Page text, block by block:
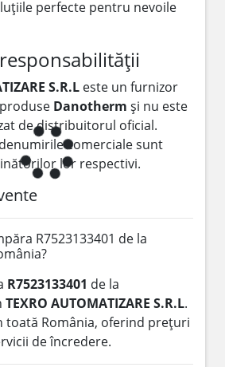
perfecte pentru nevoile
S.R.L este un furnizor
Danotherm și nu este
de distribuitorul oficial.
comerciale sunt
lor respectivi.
R7523133401 de la
R7523133401 de la
TEXRO AUTOMATIZARE S.R.L.
toată România, oferind prețuri
de încredere.